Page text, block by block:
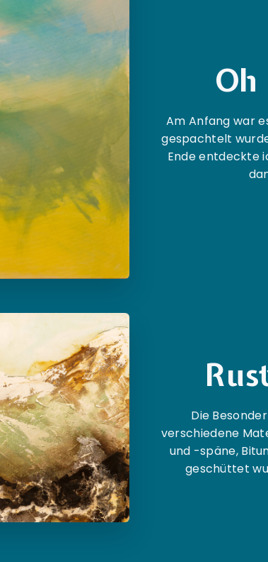
Am Anfang war
gespachtelt
Ende entdeckte
Die
verschiedene
und -späne,
geschüttet